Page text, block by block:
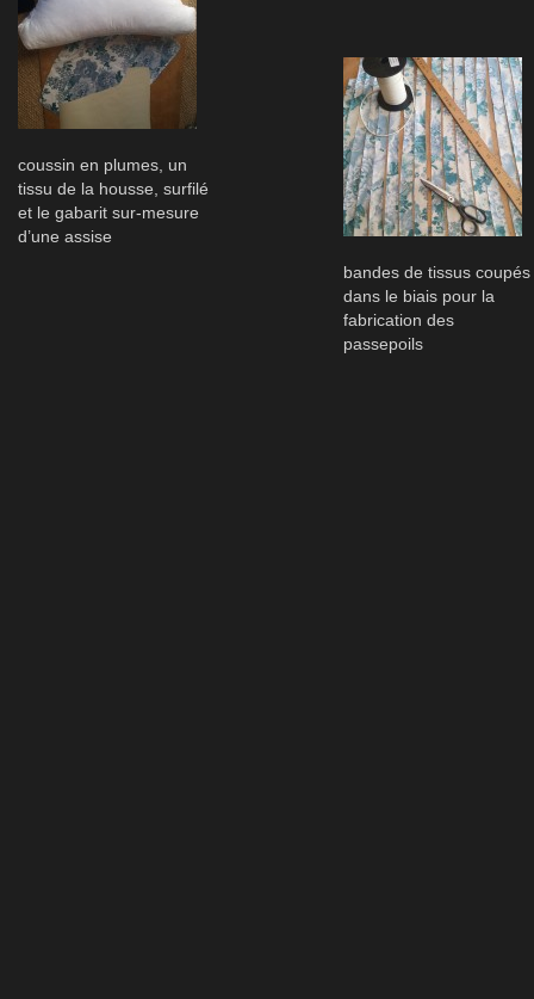
coussin en plumes, un
tissu de la housse, surfilé
et le gabarit sur-mesure
d’une assise
bandes de tissus coupés
dans le biais pour la
fabrication des
passepoils